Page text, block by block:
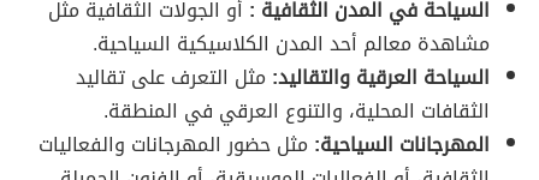
السياحة في المدن الثقافية : أو الجولات الثقافية مثل
مشاهدة معالم أحد المدن الكلاسيكية السياحية.
السياحة العرقية والتقاليد: مثل التعرف على تقاليد
الثقافات المحلية، والتنوع العرقي في المنطقة.
المهرجانات السياحية: مثل حضور المهرجانات والفعاليات